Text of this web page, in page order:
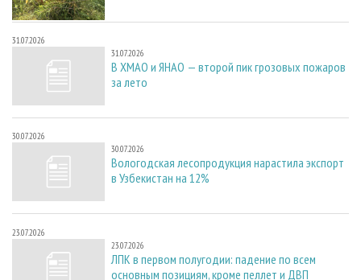
31.07.2026
31.07.2026
В ХМАО и ЯНАО — второй пик грозовых пожаров
за лето
30.07.2026
30.07.2026
Вологодская лесопродукция нарастила экспорт
в Узбекистан на 12%
23.07.2026
23.07.2026
ЛПК в первом полугодии: падение по всем
основным позициям, кроме пеллет и ДВП